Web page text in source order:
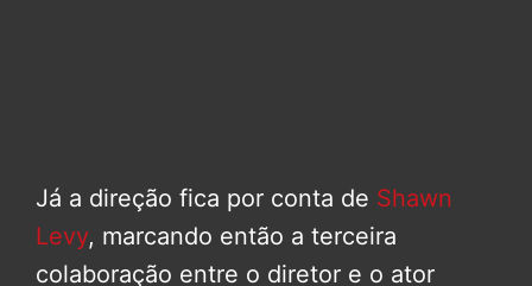
Já a direção fica por conta de Shawn
Levy, marcando então a terceira
colaboração entre o diretor e o ator